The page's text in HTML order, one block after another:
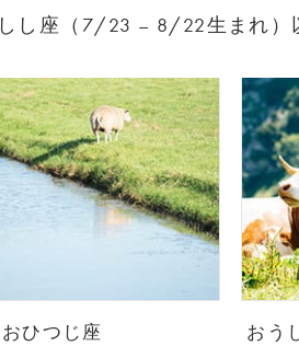
しし座（7/23 – 8/22生まれ）
おひつじ座 おう